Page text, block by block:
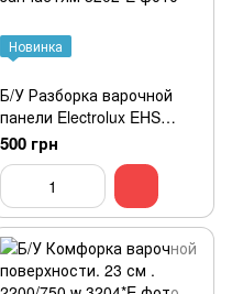
Новинка
Б/У Разборка варочной
панели Electrolux EHS
60160X. Запчасти на
варочную поверхность
Electrolux EHS 60160X
Electrolux EHS 60160X по
запчастям
500 грн